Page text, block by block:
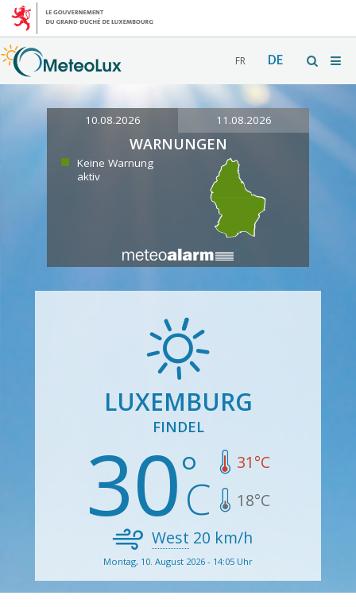
FR DE
10.08.2026 11.08.2026
WARNUNGEN
Keine Warnung
aktiv
LUXEMBURG
FINDEL
30 31°C
18°C
West 20 km/h
Montag, 10. August 2026 - 14:05 Uhr